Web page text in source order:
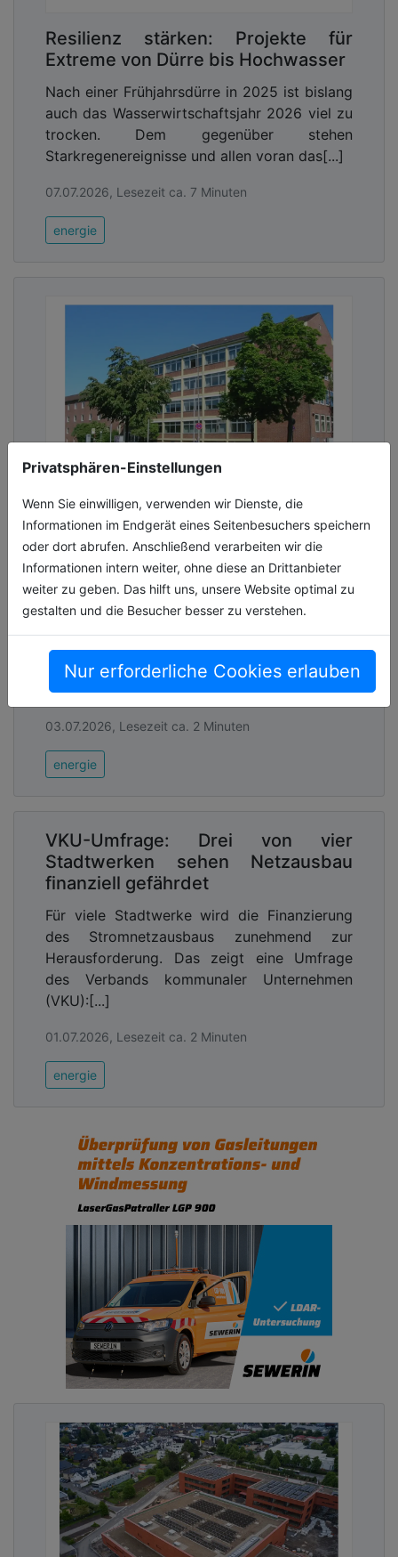
Privatsphären-Einstellungen
Wenn Sie einwilligen, verwenden wir Dienste, die
Informationen im Endgerät eines Seitenbesuchers speichern
oder dort abrufen. Anschließend verarbeiten wir die
Informationen intern weiter, ohne diese an Drittanbieter
weiter zu geben. Das hilft uns, unsere Website optimal zu
gestalten und die Besucher besser zu verstehen.
Nur erforderliche Cookies erlauben
Resilienz stärken: Projekte für
Extreme von Dürre bis Hochwasser
Nach einer Frühjahrsdürre in 2025 ist bislang
auch das Wasserwirtschaftsjahr 2026 viel zu
trocken. Dem gegenüber stehen
Starkregenereignisse und allen voran das[...]
07.07.2026, Lesezeit ca. 7 Minuten
energie
27 Prozent weniger
Energieverbrauch: Stadt Wolfsburg
optimiert Wärmemanagement in
Schulen
Stadt Wolfsburg setzt auf intelligente
Schulen zu senken Bonus: hydraulischer
Abgleich digital und ohne weiteren Aufwand
durchgeführt
03.07.2026, Lesezeit ca. 2 Minuten
energie
VKU-Umfrage: Drei von vier
Stadtwerken sehen Netzausbau
finanziell gefährdet
Für viele Stadtwerke wird die Finanzierung
des Stromnetzausbaus zunehmend zur
Herausforderung. Das zeigt eine Umfrage
des Verbands kommunaler Unternehmen
(VKU):[...]
01.07.2026, Lesezeit ca. 2 Minuten
energie